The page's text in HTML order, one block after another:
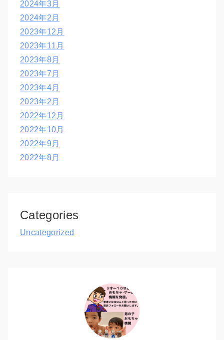
2024年3月
2024年2月
2023年12月
2023年11月
2023年8月
2023年7月
2023年4月
2023年2月
2022年12月
2022年10月
2022年9月
2022年8月
Categories
Uncategorized